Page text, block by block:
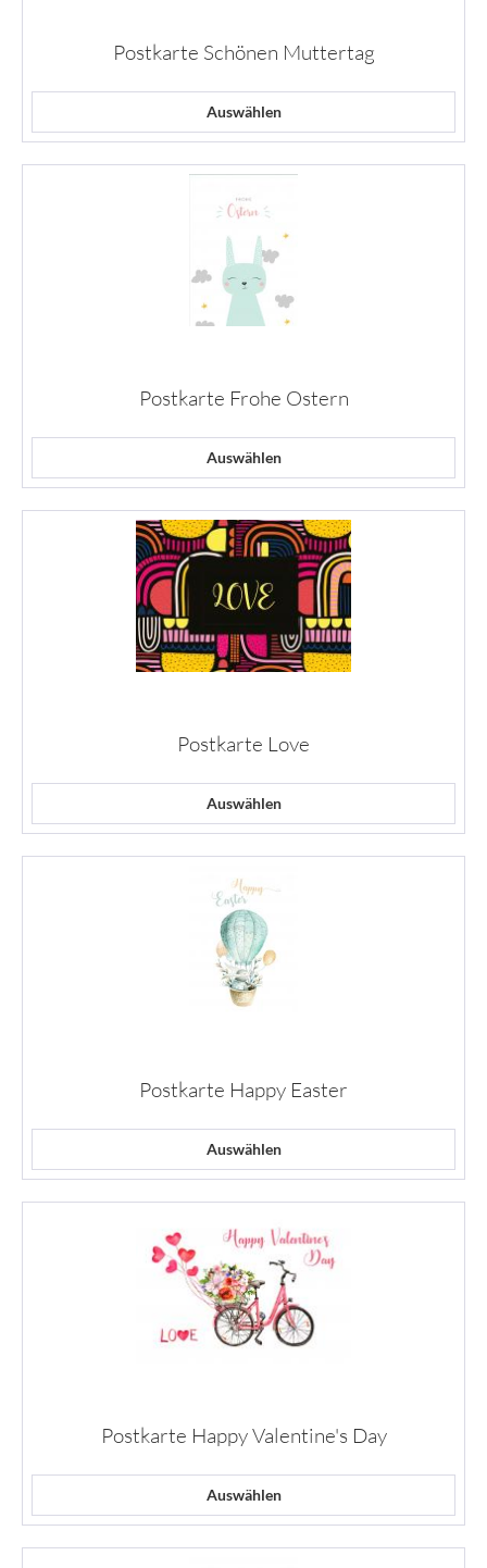
Postkarte Schönen Muttertag
Auswählen
Postkarte Frohe Ostern
Auswählen
Postkarte Love
Auswählen
Postkarte Happy Easter
Auswählen
Postkarte Happy Valentine's Day
Auswählen